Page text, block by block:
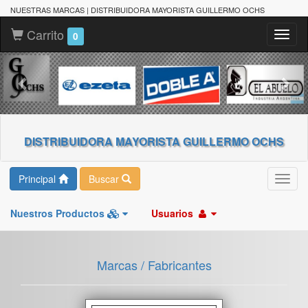
NUESTRAS MARCAS | DISTRIBUIDORA MAYORISTA GUILLERMO OCHS
Carrito 0
DISTRIBUIDORA MAYORISTA GUILLERMO OCHS
Principal Buscar
Nuestros Productos Usuarios
Marcas / Fabricantes